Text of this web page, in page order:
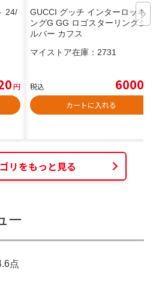
24/
円
GUCCI グッチ インターロッキ
ングG GG ロゴスターリングシ
ルバー カフス
マイストア在庫： 2731
税込 6000
カートに入れる
リをもっと見る
ー
点